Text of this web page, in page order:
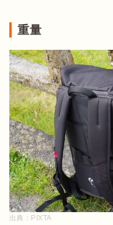
重量
出典： PIXTA